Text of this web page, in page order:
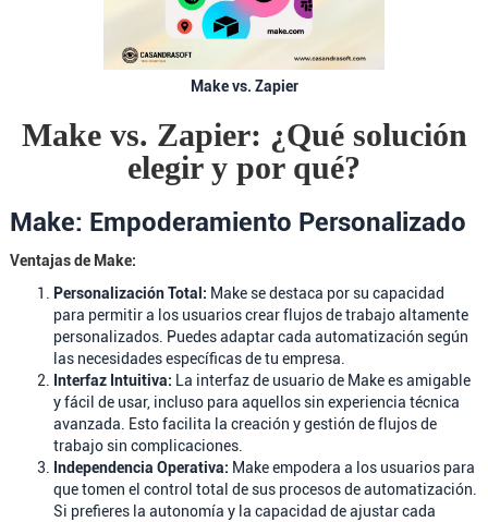
Make vs. Zapier
Make vs. Zapier: ¿Qué solución
elegir y por qué?
Make: Empoderamiento Personalizado
Ventajas de Make:
Personalización Total: Make se destaca por su capacidad
para permitir a los usuarios crear flujos de trabajo altamente
personalizados. Puedes adaptar cada automatización según
las necesidades específicas de tu empresa.
Interfaz Intuitiva: La interfaz de usuario de Make es amigable
y fácil de usar, incluso para aquellos sin experiencia técnica
avanzada. Esto facilita la creación y gestión de flujos de
trabajo sin complicaciones.
Independencia Operativa: Make empodera a los usuarios para
que tomen el control total de sus procesos de automatización.
Si prefieres la autonomía y la capacidad de ajustar cada